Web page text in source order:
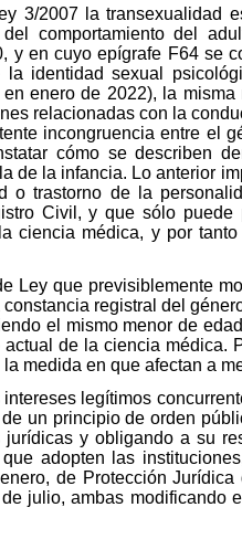
3/2007 la transexualidad
comportamiento del
y en cuyo epígrafe F64 se
identidad sexual
enero de 2022), la
relacionadas con la
incongruencia entre el
cómo se describen
de la infancia. Lo anterior
o trastorno de la
Civil, y que sólo puede
ciencia médica, y por
Ley que previsiblemente
registral del
el mismo menor de
de la ciencia médica.
medida en que afectan a
legítimos
un principio de orden
y obligando a su
adopten las
de Protección Jurídica
julio, ambas modificando